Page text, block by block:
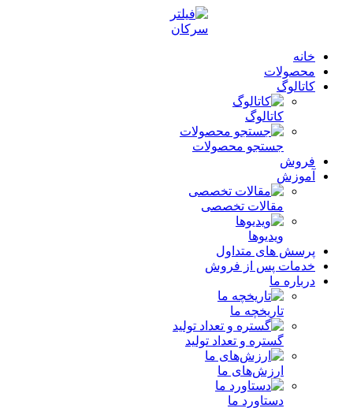
خانه
محصولات
کاتالوگ
کاتالوگ
جستجو محصولات
فروش
آموزش
مقالات تخصصی
ویدیوها
پرسش های متداول
خدمات پس از فروش
درباره ما
تاریخچه ما
گستره و تعداد تولید
ارزش‌های ما
دستاورد ما